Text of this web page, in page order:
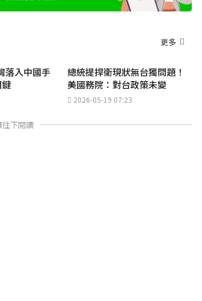
更多
落入中國手
總統提捍衛現狀無台獨問題！
美國務院：對台政策未變
2026-05-19 07:23
下閱讀